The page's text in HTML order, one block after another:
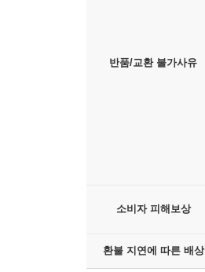
반품/교환 불가사유
소비자 피해보상
환불 지연에 따른 배상